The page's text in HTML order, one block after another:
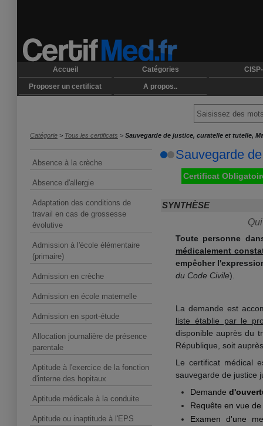
Accueil Catégories
Proposer un certificat A propos..
Catégorie > Tous les certificats > Sauvegarde de justice, curatelle et tutelle,
Absence à la crèche
Absence d'allergie
Adaptation des conditions de
travail en cas de grossesse
évolutive
Admission à l'école élémentaire
(primaire)
Admission en crèche
Admission en école maternelle
Admission en sport-étude
Allocation journalière de présence
parentale
Aptitude à l'exercice de la fonction
d'interne des hopitaux
Aptitude médicale à la conduite
Aptitude ou inaptitude à l'EPS
Sauvegarde
Certificat
SYNTHÈSE
Toute personne
médicalement
empêcher
du Code Civile).
La demande est
liste établie par le
disponible auprès du
République, soit
Le certificat médical
sauvegarde de justice
Demande
Requête en vue
Examen d'une